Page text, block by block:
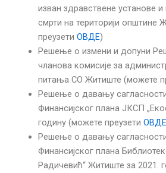
изван здравствене установе
смрти на територији општине
преузети ОВДЕ)
Решење о измени и допуни
чланова комисије за
питања СО Житиште (можете
Решење о давању
Финансијског плана ЈКСП
годину (можете преузети ОВДЕ
Решење о давању
Финансијског плана
Радичевић“ Житиште за 2021.